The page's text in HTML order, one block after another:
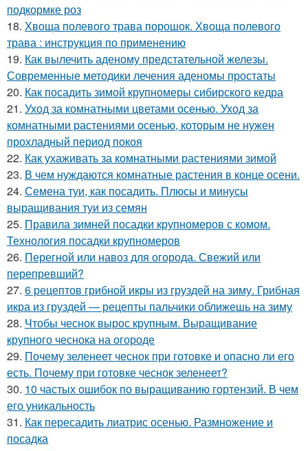
подкормке роз
18. Хвоща полевого трава порошок. Хвоща полевого
трава : инструкция по применению
19. Как вылечить аденому предстательной железы.
Современные методики лечения аденомы простаты
20. Как посадить зимой крупномеры сибирского кедра
21. Уход за комнатными цветами осенью. Уход за
комнатными растениями осенью, которым не нужен
прохладный период покоя
22. Как ухаживать за комнатными растениями зимой
23. В чем нуждаются комнатные растения в конце осени.
24. Семена туи, как посадить. Плюсы и минусы
выращивания туи из семян
25. Правила зимней посадки крупномеров с комом.
Технология посадки крупномеров
26. Перегной или навоз для огорода. Свежий или
перепревший?
27. 6 рецептов грибной икры из груздей на зиму. Грибная
икра из груздей — рецепты пальчики оближешь на зиму
28. Чтобы чеснок вырос крупным. Выращивание
крупного чеснока на огороде
29. Почему зеленеет чеснок при готовке и опасно ли его
есть. Почему при готовке чеснок зеленеет?
30. 10 частых ошибок по выращиванию гортензий. В чем
его уникальность
31. Как пересадить лиатрис осенью. Размножение и
посадка